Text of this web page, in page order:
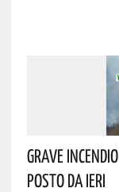
Grave
Posto Da Ieri